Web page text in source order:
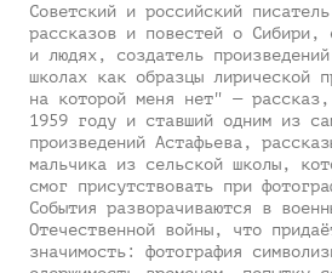
Советский и российский
рассказов и повестей о Сибири,
и людях, создатель
школах как образцы лирической
на которой меня нет" — рассказ,
1959 году и ставший одним из
произведений Астафьева,
мальчика из сельской школы,
смог присутствовать при
События разворачиваются в
Отечественной войны, что
значимость: фотография